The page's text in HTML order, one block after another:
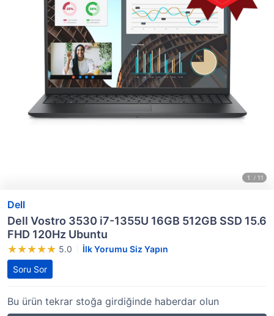
Dell
Dell Vostro 3530 i7-1355U 16GB 512GB SSD 15.6
FHD 120Hz Ubuntu
5.0
İlk Yorumu Siz Yapın
Soru Sor
Bu ürün tekrar stoğa girdiğinde haberdar olun